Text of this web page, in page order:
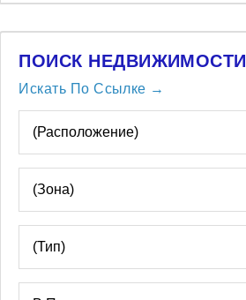
ПОИСК НЕДВИЖИМОСТИ
Искать По Ссылке →